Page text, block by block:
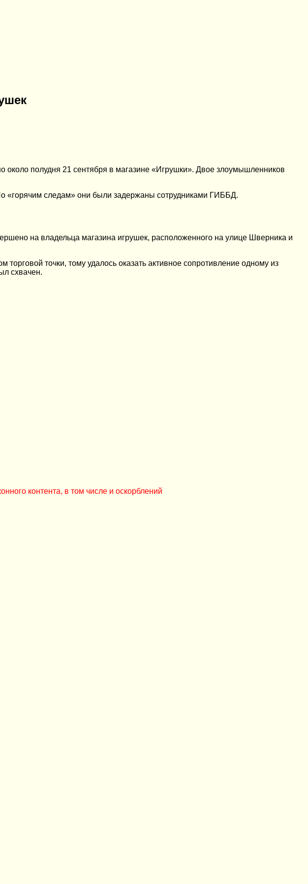
полудня 21 сентября в магазине «Игрушки». Двое злоумышленников
«горячим следам» они были задержаны сотрудниками ГИББД.
на владельца магазина игрушек, расположенного на улице Шверника и
точки, тому удалось оказать активное сопротивление одному из
схвачен.
контента, в том числе и оскорблений